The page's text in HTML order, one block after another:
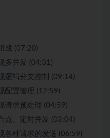
成 (07:20)
多并发 (04:31)
逻辑分支控制 (09:14)
配置管理 (12:59)
请求预处理 (04:59)
点、定时并发 (03:04)
各种请求的发送 (06:59)